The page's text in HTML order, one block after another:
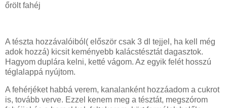
őrölt fahéj
A tészta hozzávalóiból( először csak 3 dl tejjel, ha kell még
adok hozzá) kicsit keményebb kalácstésztát dagasztok.
Hagyom duplára kelni, ketté vágom. Az egyik felét hosszú
téglalappá nyújtom.
A fehérjéket habbá verem, kanalanként hozzáadom a cukrot
is, tovább verve. Ezzel kenem meg a tésztát, megszórom